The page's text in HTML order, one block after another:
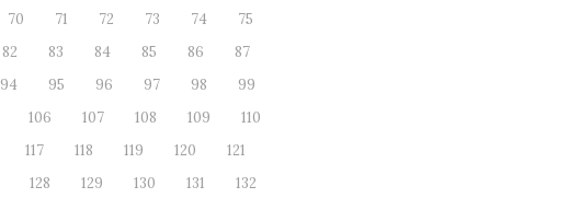
70 71 72 73 74
75
82 83 84 85 86
87
94 95 96 97 98
99
106 107 108 109
110
117 118 119 120
121
128 129 130 131
132